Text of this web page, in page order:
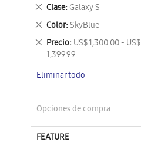
Clase Galaxy S
Eliminar
este
artículo
Color SkyBlue
Eliminar
este
artículo
Precio US$ 1,300.00 - US$
1,399.99
Eliminar
este
Eliminar todo
Opciones de compra
FEATURE